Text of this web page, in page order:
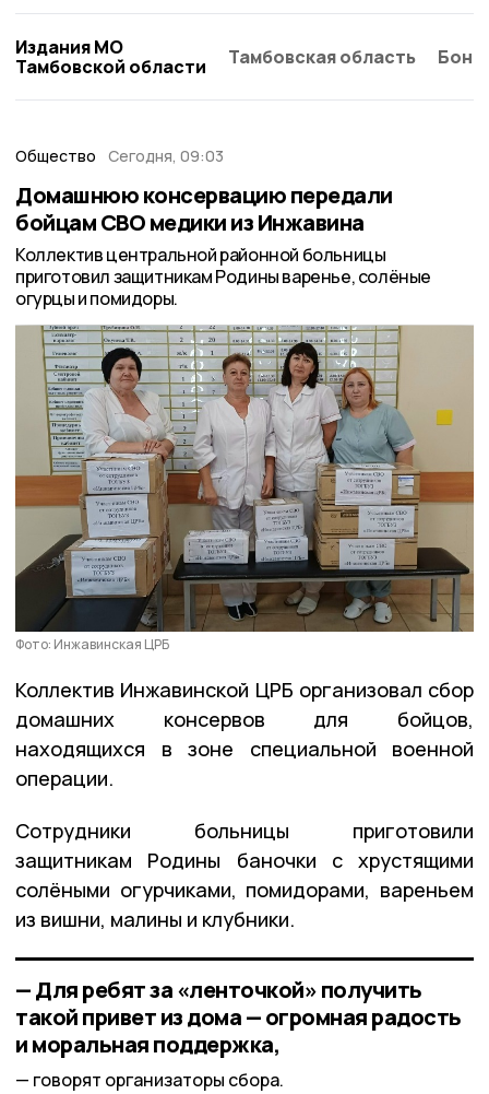
Издания МО
Тамбовской области
Тамбовская область
Общество Сегодня, 09:03
Домашнюю консервацию передали
бойцам СВО медики из Инжавина
Коллектив центральной районной больницы
приготовил защитникам Родины варенье, солёные
огурцы и помидоры.
Фото: Инжавинская ЦРБ
Коллектив Инжавинской ЦРБ организовал сбор
домашних консервов для бойцов,
находящихся в зоне специальной военной
операции.
Сотрудники больницы приготовили
защитникам Родины баночки с хрустящими
солёными огурчиками, помидорами, вареньем
из вишни, малины и клубники.
— Для ребят за «ленточкой» получить
такой привет из дома — огромная радость
и моральная поддержка,
говорят организаторы сбора.